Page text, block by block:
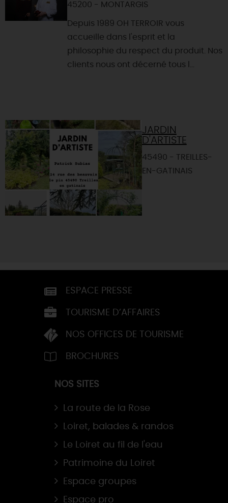
45200 - MONTARGIS
Depuis 1989 OH TERROIR vous
accueille dans l'esprit et la
philosophie du respect du produit. Nos
clients nous ont décerné tous l...
JARDIN
D'ARTISTE
45490 - TREILLES-
EN-GATINAIS
ESPACE PRESSE
TOURISME D’AFFAIRES
NOS OFFICES DE TOURISME
BROCHURES
NOS SITES
La route de la Rose
Loiret, balades & randos
Le Loiret au fil de l'eau
Patrimoine du Loiret
Espace groupes
Espace pro